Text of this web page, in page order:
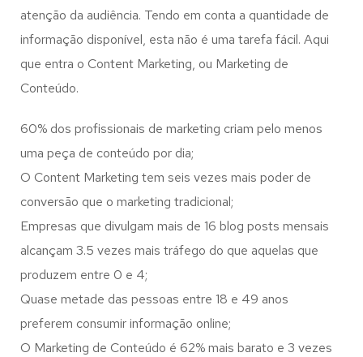
atenção da audiência. Tendo em conta a quantidade de
informação disponível, esta não é uma tarefa fácil. Aqui
que entra o Content Marketing, ou Marketing de
Conteúdo.
60% dos profissionais de marketing criam pelo menos
uma peça de conteúdo por dia;
O Content Marketing tem seis vezes mais poder de
conversão que o marketing tradicional;
Empresas que divulgam mais de 16 blog posts mensais
alcançam 3.5 vezes mais tráfego do que aquelas que
produzem entre 0 e 4;
Quase metade das pessoas entre 18 e 49 anos
preferem consumir informação online;
O Marketing de Conteúdo é 62% mais barato e 3 vezes